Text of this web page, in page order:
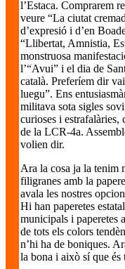
l’Estaca. Comprarem
veure “La ciutat
d’expresió i d’en
“Llibertat, Amnistia,
monstruosa
l’“Avui” i el dia de
català. Preferíem dir
luegu”. Ens
militava sota sigles
curioses i
de la LCR-4a.
volien dir.
Ara la cosa ja la tenim
filigranes amb la
avala les nostres
Hi han paperetes
municipals i paperetes
de tots els colors
n’hi ha de boniques.
la bona i això sí que és